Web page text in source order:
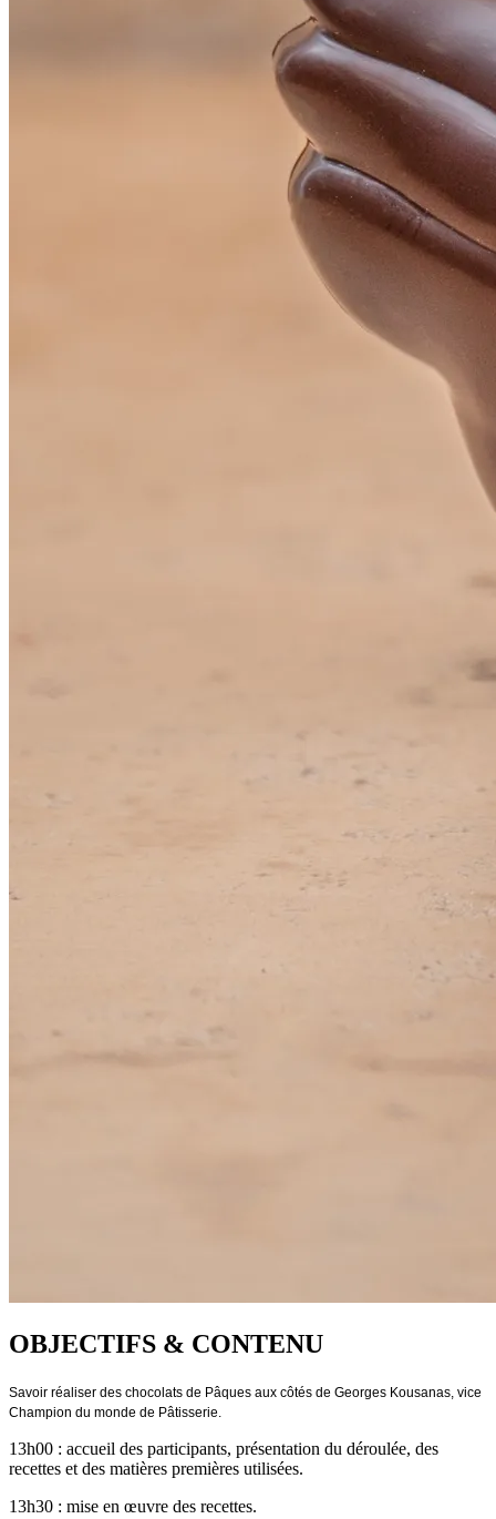
OBJECTIFS & CONTENU
Savoir réaliser des chocolats de Pâques aux côtés de Georges Kousanas, vice
Champion du monde de Pâtisserie.
13h00 : accueil des participants, présentation du déroulée, des
recettes et des matières premières utilisées.
13h30 : mise en œuvre des recettes.